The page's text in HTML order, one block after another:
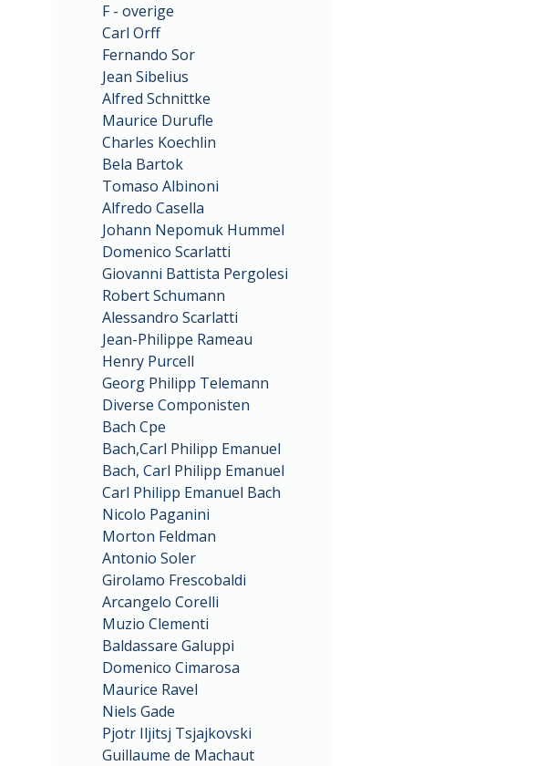
F - overige
Carl Orff
Fernando Sor
Jean Sibelius
Alfred Schnittke
Maurice Durufle
Charles Koechlin
Bela Bartok
Tomaso Albinoni
Alfredo Casella
Johann Nepomuk Hummel
Domenico Scarlatti
Giovanni Battista Pergolesi
Robert Schumann
Alessandro Scarlatti
Jean-Philippe Rameau
Henry Purcell
Georg Philipp Telemann
Diverse Componisten
Bach Cpe
Bach,Carl Philipp Emanuel
Bach, Carl Philipp Emanuel
Carl Philipp Emanuel Bach
Nicolo Paganini
Morton Feldman
Antonio Soler
Girolamo Frescobaldi
Arcangelo Corelli
Muzio Clementi
Baldassare Galuppi
Domenico Cimarosa
Maurice Ravel
Niels Gade
Pjotr Iljitsj Tsjajkovski
Guillaume de Machaut